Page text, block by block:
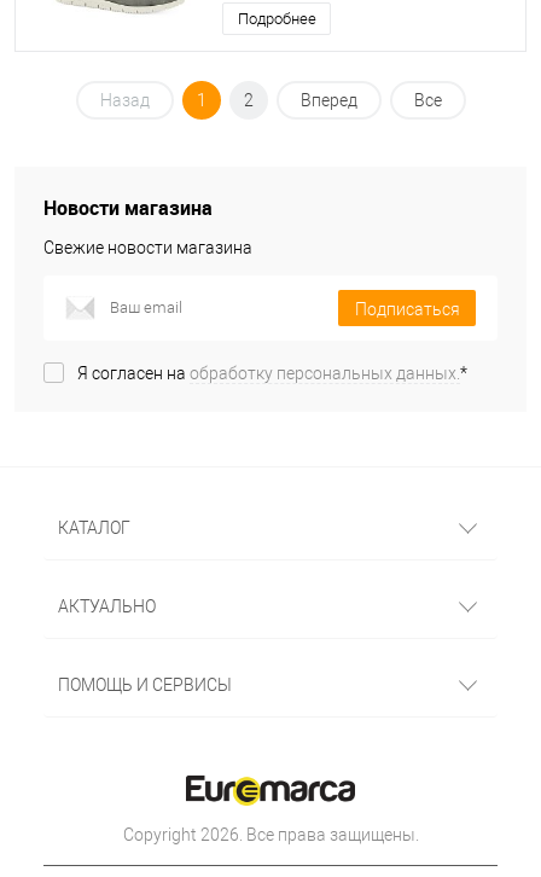
Подробнее
Назад 1 2 Вперед Все
Новости магазина
Свежие новости магазина
Подписаться
Я согласен на обработку персональных данных.*
КАТАЛОГ
АКТУАЛЬНО
ПОМОЩЬ И СЕРВИСЫ
Copyright 2026. Все права защищены.